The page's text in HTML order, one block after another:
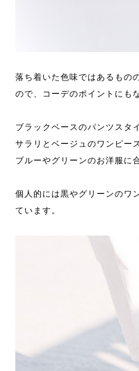
落ち着いた色味ではあるもの
ので、コーデのポイントにも
ブラックベースのパンツスタ
サラリとベージュのワンピー
ブルーやグリーンのお洋服に
個人的には黒やグリーンのワ
ています。